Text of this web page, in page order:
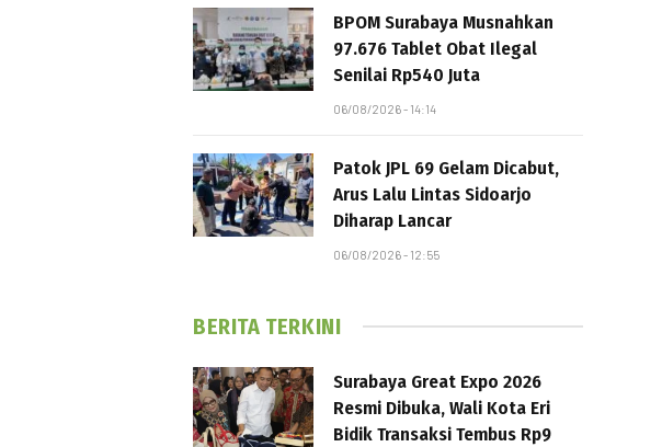
BPOM Surabaya Musnahkan
97.676 Tablet Obat Ilegal
Senilai Rp540 Juta
06/08/2026 - 14:14
Patok JPL 69 Gelam Dicabut,
Arus Lalu Lintas Sidoarjo
Diharap Lancar
06/08/2026 - 12:55
BERITA TERKINI
Surabaya Great Expo 2026
Resmi Dibuka, Wali Kota Eri
Bidik Transaksi Tembus Rp9